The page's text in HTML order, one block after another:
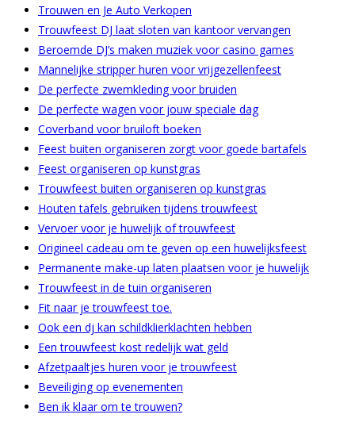
Trouwen en Je Auto Verkopen
Trouwfeest DJ laat sloten van kantoor vervangen
Beroemde DJ’s maken muziek voor casino games
Mannelijke stripper huren voor vrijgezellenfeest
De perfecte zwemkleding voor bruiden
De perfecte wagen voor jouw speciale dag
Coverband voor bruiloft boeken
Feest buiten organiseren zorgt voor goede bartafels
Feest organiseren op kunstgras
Trouwfeest buiten organiseren op kunstgras
Houten tafels gebruiken tijdens trouwfeest
Vervoer voor je huwelijk of trouwfeest
Origineel cadeau om te geven op een huwelijksfeest
Permanente make-up laten plaatsen voor je huwelijk
Trouwfeest in de tuin organiseren
Fit naar je trouwfeest toe.
Ook een dj kan schildklierklachten hebben
Een trouwfeest kost redelijk wat geld
Afzetpaaltjes huren voor je trouwfeest
Beveiliging op evenementen
Ben ik klaar om te trouwen?